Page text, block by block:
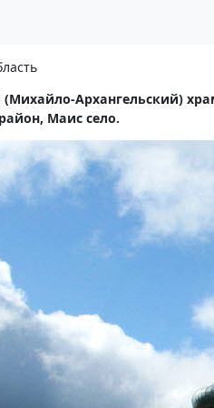
(Михайло-Архангельский)
Маис село.